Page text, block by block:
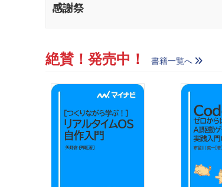
感謝祭
絶賛！発売中！ 書籍一覧へ